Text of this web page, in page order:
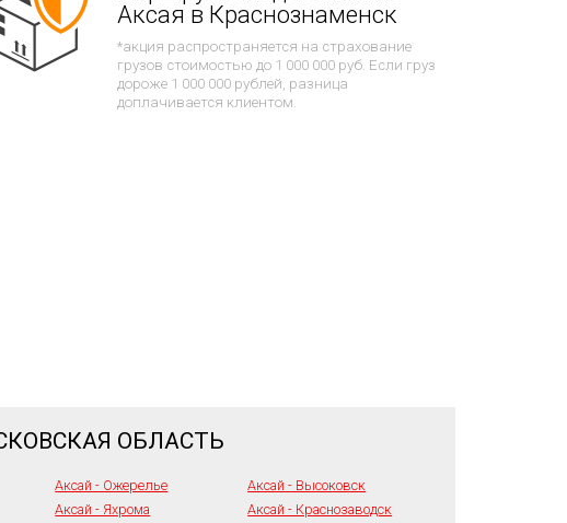
Аксая в Краснознаменск
*акция распространяется на страхование
грузов стоимостью до 1 000 000 руб. Если груз
дороже 1 000 000 рублей, разница
доплачивается клиентом.
ОБЛАСТЬ
Аксай - Ожерелье
Аксай - Высоковск
Аксай - Яхрома
Аксай - Краснозаводск